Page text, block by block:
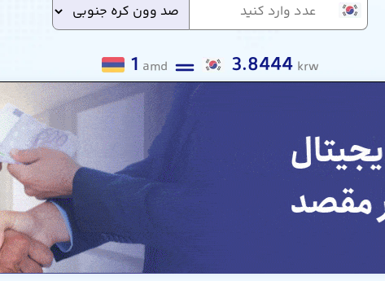
1 amd 3.8444 krw